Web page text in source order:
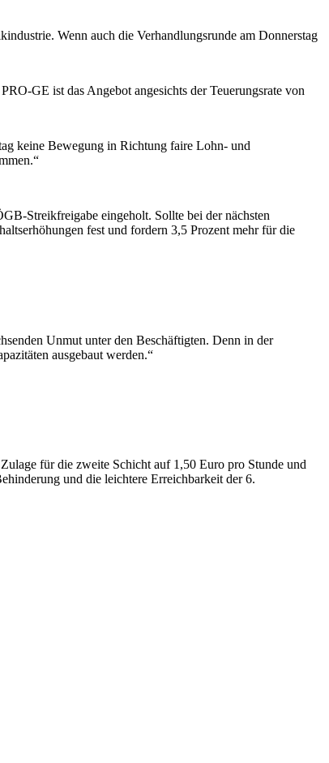
Wenn auch die Verhandlungsrunde am Donnerstag
GE ist das Angebot angesichts der Teuerungsrate von
keine Bewegung in Richtung faire Lohn- und
Streikfreigabe eingeholt. Sollte bei der nächsten
fest und fordern 3,5 Prozent mehr für die
Unmut unter den Beschäftigten. Denn in der
ausgebaut werden.“
für die zweite Schicht auf 1,50 Euro pro Stunde und
und die leichtere Erreichbarkeit der 6.